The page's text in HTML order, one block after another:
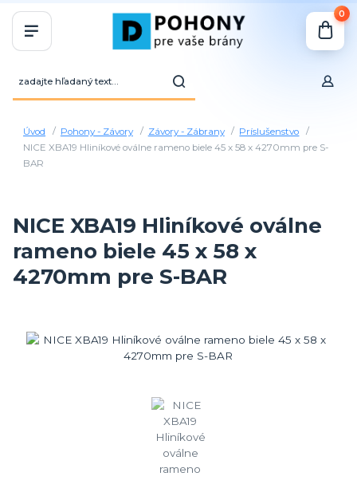
0
Úvod Pohony - Závory Závory - Zábrany
Príslušenstvo
NICE XBA19 Hliníkové oválne rameno biele 45 x 58 x 4270mm pre S-
BAR
NICE XBA19 Hliníkové oválne
rameno biele 45 x 58 x
4270mm pre S-BAR